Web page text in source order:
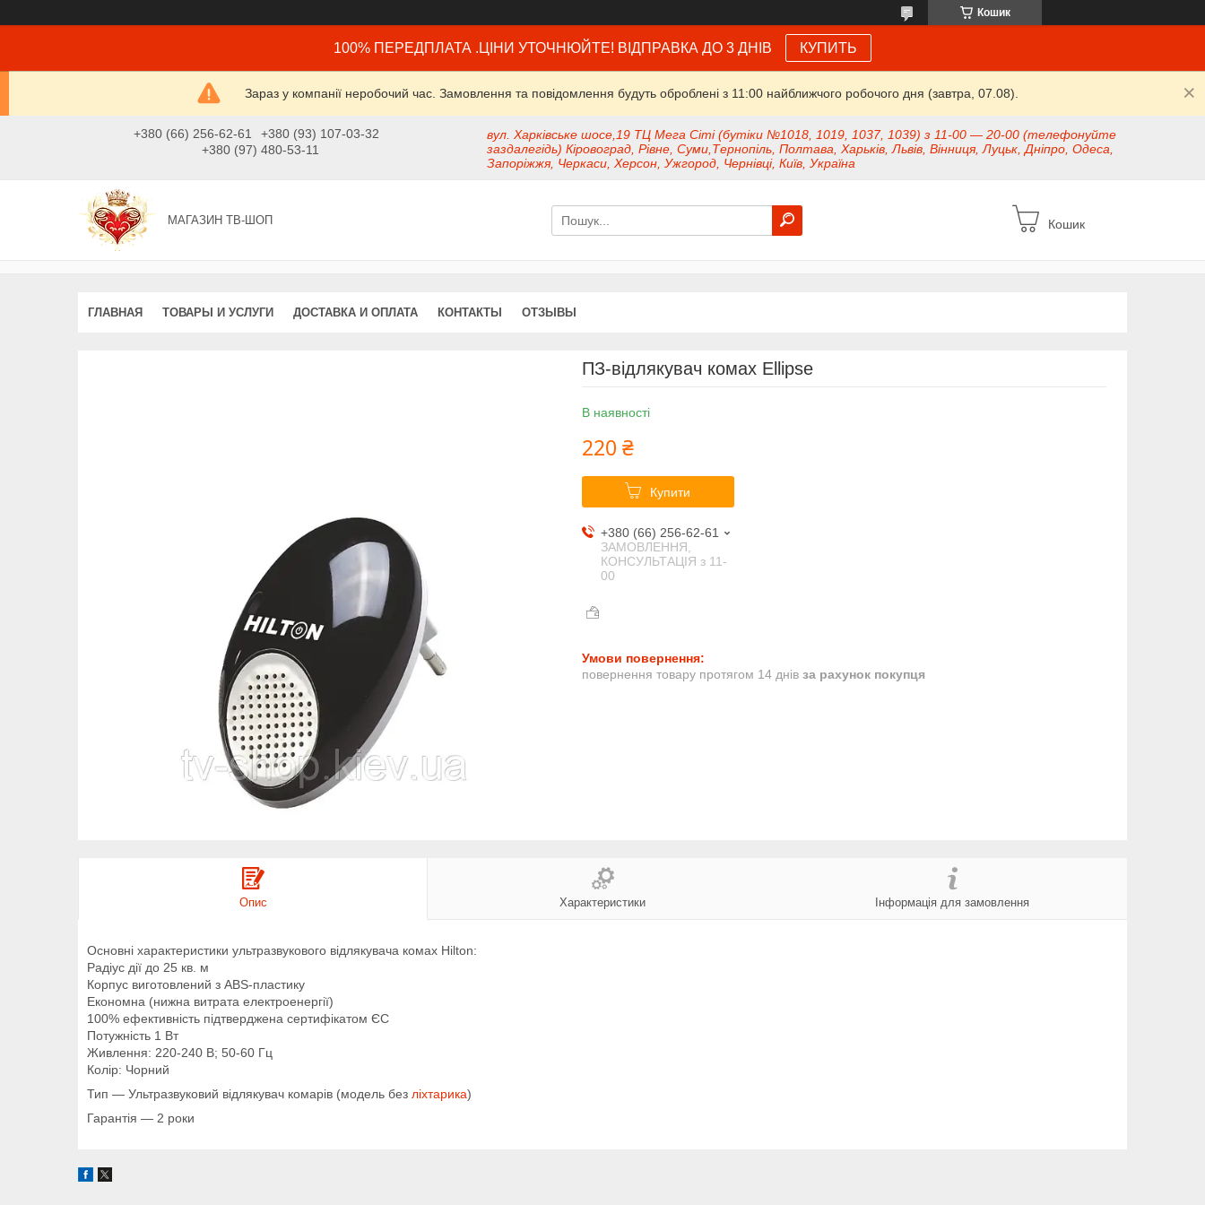
Кошик
100% ПЕРЕДПЛАТА .ЦІНИ УТОЧНЮЙТЕ! ВІДПРАВКА ДО 3 ДНІВ КУПИТЬ
Зараз у компанії неробочий час. Замовлення та повідомлення будуть оброблені з 11:00 найближчого робочого дня (завтра, 07.08).
+380 (66) 256-62-61
+380 (93) 107-03-32
+380 (97) 480-53-11
вул. Харківське шосе,19 ТЦ Мега Сіті (бутіки №1018, 1019, 1037, 1039) з 11-00 — 20-00 (телефонуйте
заздалегідь) Кіровоград, Рівне, Суми,Тернопіль, Полтава, Харьків, Львів, Вінниця, Луцьк, Дніпро, Одеса,
Запоріжжя, Черкаси, Херсон, Ужгород, Чернівці, Київ, Україна
МАГАЗИН ТВ-ШОП Кошик
ГЛАВНАЯ ТОВАРЫ И УСЛУГИ ДОСТАВКА И ОПЛАТА КОНТАКТЫ ОТЗЫВЫ
ПЗ-відлякувач комах Ellipse
В наявності
220 ₴
Купити
+380 (66) 256-62-61
ЗАМОВЛЕННЯ,
КОНСУЛЬТАЦІЯ з 11-
00
повернення товару протягом 14 днів за рахунок покупця
Опис Характеристики Інформація для замовлення
Основні характеристики ультразвукового відлякувача комах Hilton:
Радіус дії до 25 кв. м
Корпус виготовлений з ABS-пластику
Економна (нижна витрата електроенергії)
100% ефективність підтверджена сертифікатом ЄС
Потужність 1 Вт
Живлення: 220-240 В; 50-60 Гц
Колір: Чорний
Тип — Ультразвуковий відлякувач комарів (модель без ліхтарика)
Гарантія — 2 роки